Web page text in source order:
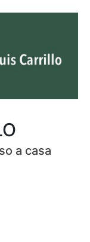
a casa